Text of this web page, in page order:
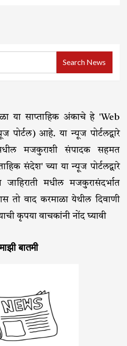
Search News
या साप्ताहिक अंकाचे हे 'Web
आहे. या न्यूज पोर्टलद्वारे
मजकुराशी संपादक सहमत
संदेश' च्या या न्यूज पोर्टलद्वारे
जाहिराती मधील मजकुरासंदर्भात
तो वाद करमाळा येथील दिवाणी
कृपया वाचकांनी नोंद घ्यावी
माझी बातमी